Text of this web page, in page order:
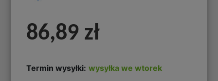
86,89 zł
Termin wysyłki: wysyłka we wtorek